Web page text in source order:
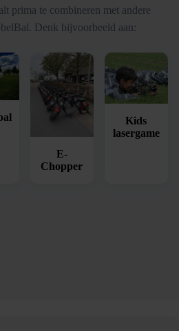
prima te combineren met andere
Denk bijvoorbeeld aan:
E-
Chopper
Kids
lasergame